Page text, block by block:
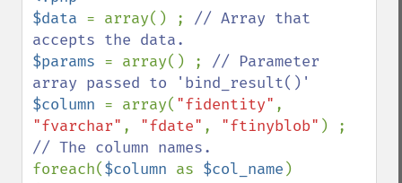
$data = array() ; // Array that
$params = array() ; // Parameter
$column = array( "fidentity"
"fvarchar" , "fdate" , "ftinyblob"
foreach($column as $col_name )